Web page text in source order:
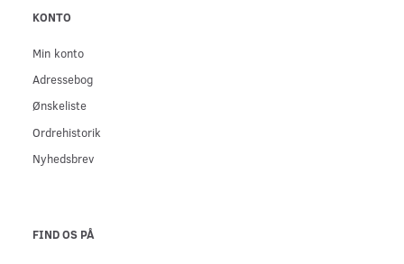
KONTO
Min konto
Adressebog
Ønskeliste
Ordrehistorik
Nyhedsbrev
FIND OS PÅ